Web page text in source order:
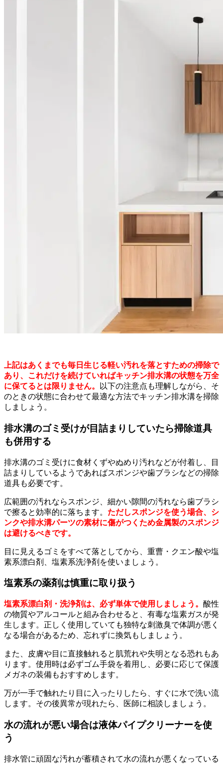
上記はあくまでも毎日生じる軽い汚れを落とすための掃除で
あり、これだけを続けていればキッチン排水溝の状態を万全
に保てるとは限りません。
以下の注意点も理解しながら、そ
のときの状態に合わせて最適な方法でキッチン排水溝を掃除
しましょう。
排水溝のゴミ受けが目詰まりしていたら掃除道具
も併用する
排水溝のゴミ受けに食材くずやぬめり汚れなどが付着し、目
詰まりしているようであればスポンジや歯ブラシなどの掃除
道具も必要です。
広範囲の汚れならスポンジ、細かい隙間の汚れなら歯ブラシ
で擦ると効率的に落ちます。 ただしスポンジを使う場合、シ
ンクや排水溝パーツの素材に傷がつくため金属製のスポンジ
は避けるべきです。
目に見えるゴミをすべて落としてから、重曹・クエン酸や塩
素系漂白剤、塩素系洗浄剤を使いましょう。
塩素系の薬剤は慎重に取り扱う
塩素系漂白剤・洗浄剤は、必ず単体で使用しましょう。 酸性
の物質やアルコールと組み合わせると、有毒な塩素ガスが発
生します。正しく使用していても独特な刺激臭で体調が悪く
なる場合があるため、忘れずに換気もしましょう。
また、皮膚や目に直接触れると肌荒れや失明となる恐れもあ
ります。使用時は必ずゴム手袋を着用し、必要に応じて保護
メガネの装備もおすすめします。
万が一手で触れたり目に入ったりしたら、すぐに水で洗い流
します。その後異常が現れたら、医師に相談しましょう。
水の流れが悪い場合は液体パイプクリーナーを使
う
排水管に頑固な汚れが蓄積されて水の流れが悪くなっている